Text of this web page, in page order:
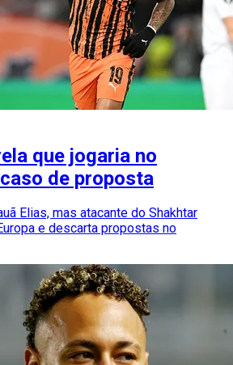
que jogaria no
de proposta
Elias, mas atacante do Shakhtar
e descarta propostas no